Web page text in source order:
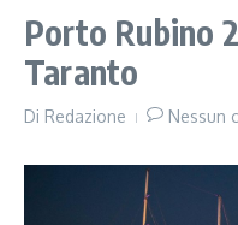
Porto Rubino
Taranto
Di Redazione Nessun